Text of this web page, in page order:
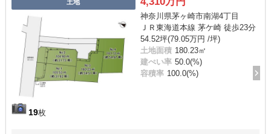
土地
19枚
神奈川県茅ヶ崎市南湖4丁目
ＪＲ東海道本線 茅ケ崎 徒歩23分
54.52坪(79.05万円 /坪)
土地面積 180.23㎡
建ぺい率 50.0(%)
容積率 100.0(%)